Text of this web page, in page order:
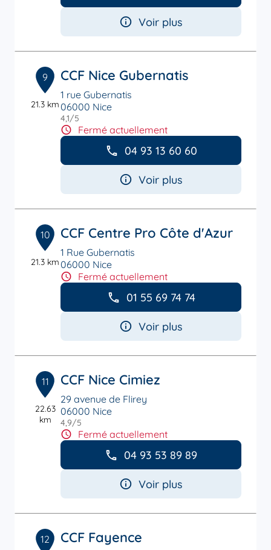
Voir plus
9
21.3 km
CCF Nice Gubernatis
1 rue Gubernatis
06000 Nice
4,1/5
Fermé actuellement
04 93 13 60 60
Voir plus
10
21.3 km
CCF Centre Pro Côte d'Azur
1 Rue Gubernatis
06000 Nice
Fermé actuellement
01 55 69 74 74
Voir plus
11
22.63
km
CCF Nice Cimiez
29 avenue de Flirey
06000 Nice
4,9/5
Fermé actuellement
04 93 53 89 89
Voir plus
12 CCF Fayence